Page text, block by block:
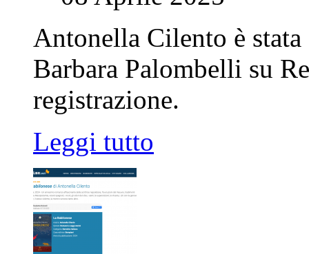
Antonella Cilento è
Barbara Palombelli su
registrazione.
Leggi tutto